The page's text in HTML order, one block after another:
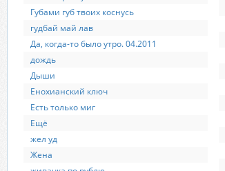
Губами губ твоих коснусь
гудбай май лав
Да, когда-то было утро. 04.2011
дождь
Дыши
Енохианский ключ
Есть только миг
Ещё
жел уд
Жена